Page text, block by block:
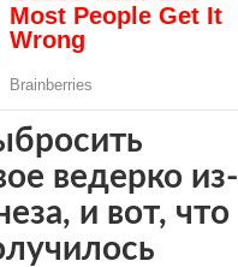
ведерко из-
и вот, что